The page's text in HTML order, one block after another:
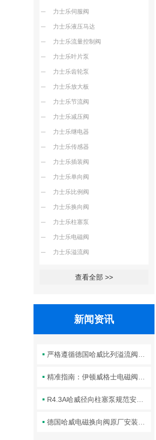
力士乐伺服阀
力士乐液压马达
力士乐流量控制阀
力士乐叶片泵
力士乐齿轮泵
力士乐放大板
力士乐节流阀
力士乐减压阀
力士乐继电器
力士乐传感器
力士乐插装阀
力士乐单向阀
力士乐比例阀
力士乐换向阀
力士乐柱塞泵
力士乐电磁阀
力士乐溢流阀
查看全部 >>
新闻资讯